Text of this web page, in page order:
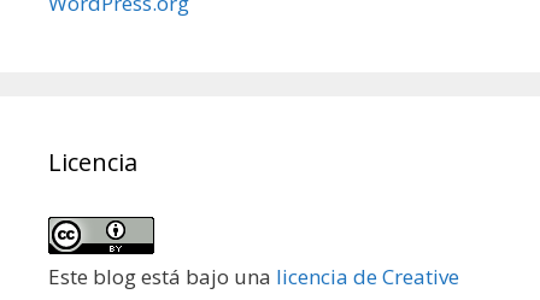
Licencia
Este blog está bajo una licencia de Creative